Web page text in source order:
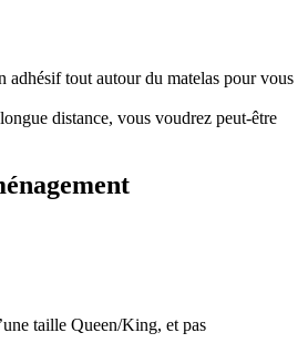
adhésif tout autour du matelas pour vous
distance, vous voudrez peut-être
taille Queen/King, et pas